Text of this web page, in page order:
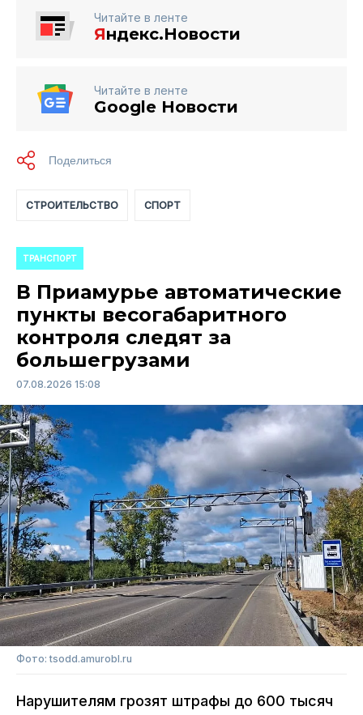
Читайте в ленте
Яндекс.Новости
Читайте в ленте
Google Новости
СТРОИТЕЛЬСТВО СПОРТ
ТРАНСПОРТ
В Приамурье автоматические
пункты весогабаритного
контроля следят за
большегрузами
07.08.2026 15:08
Фото: tsodd.amurobl.ru
Нарушителям грозят штрафы до 600 тысяч